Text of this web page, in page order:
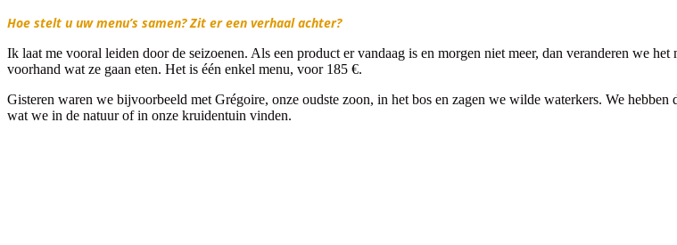
Hoe stelt u uw menu’s samen? Zit er een verhaal achter?
Ik laat me vooral leiden door de seizoenen. Als een product er vandaag is en morgen niet meer, dan veranderen we
voorhand wat ze gaan eten. Het is één enkel menu, voor 185 €.
Gisteren waren we bijvoorbeeld met Grégoire, onze oudste zoon, in het bos en zagen we wilde waterkers. We
wat we in de natuur of in onze kruidentuin vinden.